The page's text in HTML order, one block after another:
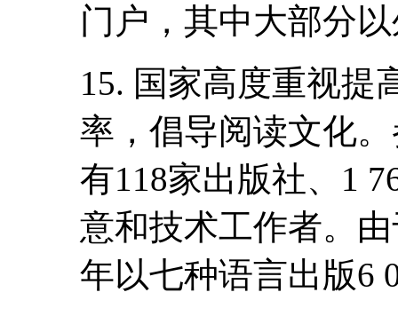
门户，其中大部分
15. 国家高度重视提
率，倡导阅读文化
有118家出版社、1
意和技术工作者。
年以七种语言出版6